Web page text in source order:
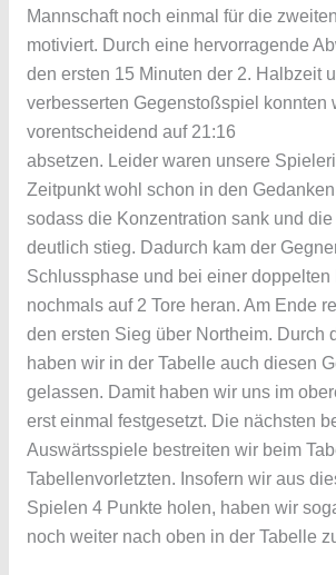
Mannschaft noch einmal für die
motiviert. Durch eine hervorragende
den ersten 15 Minuten der 2. Halbzeit
verbesserten Gegenstoßspiel konnten
vorentscheidend auf 21:16
absetzen. Leider waren unsere
Zeitpunkt wohl schon in den
sodass die Konzentration sank und
deutlich stieg. Dadurch kam der
Schlussphase und bei einer doppelten
nochmals auf 2 Tore heran. Am Ende
den ersten Sieg über Northeim. Durch
haben wir in der Tabelle auch diesen
gelassen. Damit haben wir uns im
erst einmal festgesetzt. Die nächsten
Auswärtsspiele bestreiten wir beim
Tabellenvorletzten. Insofern wir aus
Spielen 4 Punkte holen, haben wir
noch weiter nach oben in der Tabelle